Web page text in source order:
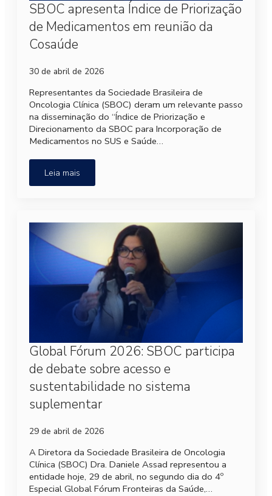
SBOC apresenta Índice de Priorização
de Medicamentos em reunião da
Cosaúde
30 de abril de 2026
Representantes da Sociedade Brasileira de
Oncologia Clínica (SBOC) deram um relevante passo
na disseminação do “Índice de Priorização e
Direcionamento da SBOC para Incorporação de
Medicamentos no SUS e Saúde…
Leia mais
Global Fórum 2026: SBOC participa
de debate sobre acesso e
sustentabilidade no sistema
suplementar
29 de abril de 2026
A Diretora da Sociedade Brasileira de Oncologia
Clínica (SBOC) Dra. Daniele Assad representou a
entidade hoje, 29 de abril, no segundo dia do 4º
Especial Global Fórum Fronteiras da Saúde,…